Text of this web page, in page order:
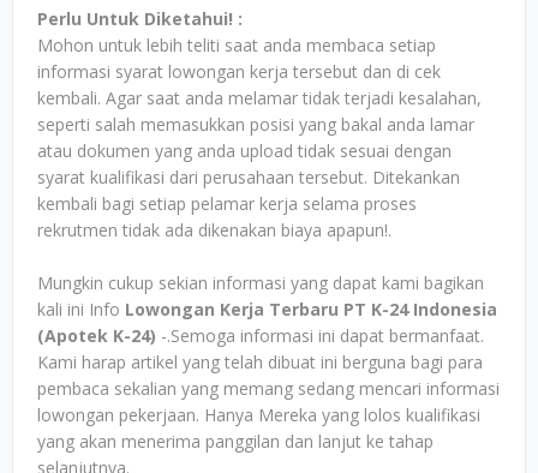
Perlu Untuk Diketahui! :
Mohon untuk lebih teliti saat anda membaca setiap
informasi syarat lowongan kerja tersebut dan di cek
kembali. Agar saat anda melamar tidak terjadi kesalahan,
seperti salah memasukkan posisi yang bakal anda lamar
atau dokumen yang anda upload tidak sesuai dengan
syarat kualifikasi dari perusahaan tersebut. Ditekankan
kembali bagi setiap pelamar kerja selama proses
rekrutmen tidak ada dikenakan biaya apapun!.
Mungkin cukup sekian informasi yang dapat kami bagikan
kali ini Info Lowongan Kerja Terbaru PT K-24 Indonesia
(Apotek K-24) -.Semoga informasi ini dapat bermanfaat.
Kami harap artikel yang telah dibuat ini berguna bagi para
pembaca sekalian yang memang sedang mencari informasi
lowongan pekerjaan. Hanya Mereka yang lolos kualifikasi
yang akan menerima panggilan dan lanjut ke tahap
selanjutnya.